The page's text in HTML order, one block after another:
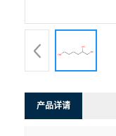
产品详请